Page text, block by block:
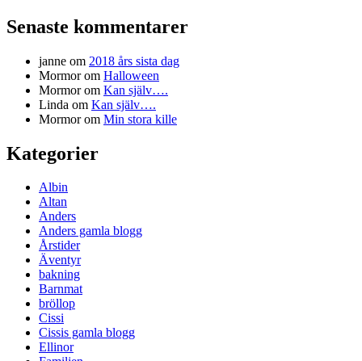
Senaste kommentarer
janne om 2018 års sista dag
Mormorom Halloween
Mormorom Kan själv….
Linda om Kan själv….
Mormorom Min stora kille
Kategorier
Albin
Altan
Anders
Anders gamla blogg
Årstider
Äventyr
bakning
Barnmat
bröllop
Cissi
Cissis gamla blogg
Ellinor